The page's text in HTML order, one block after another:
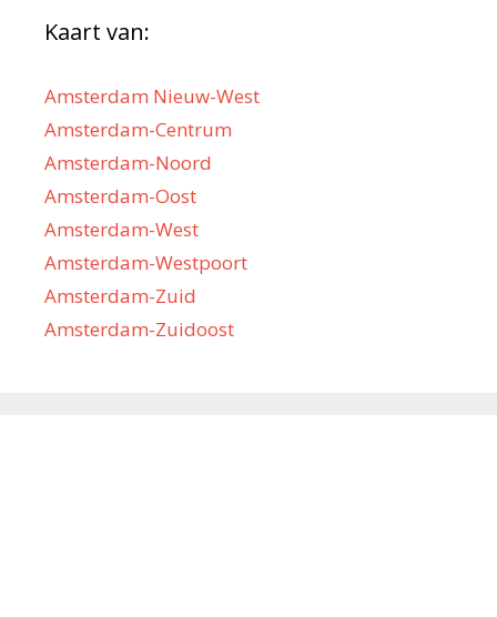
Kaart van:
Amsterdam Nieuw-West
Amsterdam-Centrum
Amsterdam-Noord
Amsterdam-Oost
Amsterdam-West
Amsterdam-Westpoort
Amsterdam-Zuid
Amsterdam-Zuidoost